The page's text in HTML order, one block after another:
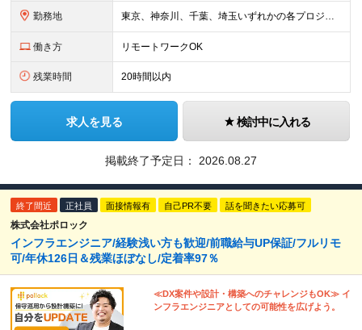
勤務地 東京、神奈川、千葉、埼玉いずれかの各プロジェクト先 ※プロジェクト先によりリモート勤務の可能性があります。 【当社オフィス】 東京都千代田区麹町4-2-11 VORT 麹町大通り 4F (変更の範
働き方 リモートワークOK
残業時間 20時間以内
求人を見る 検討中に入れる
掲載終了予定日： 2026.08.27
終了間近 正社員 面接情報有 自己PR不要 話を聞きたい応募可
株式会社ポロック
インフラエンジニア/経験浅い方も歓迎/前職給与UP保証/フルリモ
可/年休126日＆残業ほぼなし/定着率97％
≪DX案件や設計・構築へのチャレンジもOK≫ イ
ンフラエンジニアとしての可能性を広げよう。